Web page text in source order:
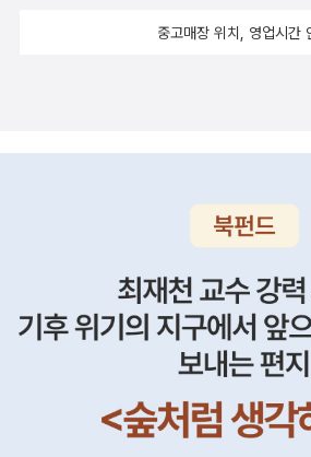
가지고 있었어. 제인에 비해 동생 엘리자베
다는 평가를 했단다. …두 번째 사교 모임에
그녀에게 관심을 갖게되어 춤을 권했단다.
추고 싶지 않다면서 거절했어. 당시 부잣집
거절하는 것은 평범한 것은 아니었을 거야.
을 거야. 그뿐만 아니라 엘리자베스는 관습
도대로 말하고 행동했단다. 그것 때문에 빙
기도 했어. 그런데 다아시가 엘리자베스에
되자, 빙리의누이 캐롤라인은 질투하기도
딸만 다섯명이야. 딸에게는 상속을 할 수 없
려서 받아들이는 게 문제야.”(271)숙모, 정
서 마구 뒤엉키게 해서는 안 돼요. 어느곳의
온후 자기감정에 빠져서 지루한 여행담으로
그런 여행자가 되면 절대 안 돼요.” (599-
만, 전 그런 확답을 드릴 수 없습니다. 저는
당한 일에 응하지는 않습니다. 영부인께서
하기를 바라시지만, 제가 원하시는 확답을
결혼 가능성이커지는 건 아니겠죠. 그분이
중고매장 위치, 영업시간